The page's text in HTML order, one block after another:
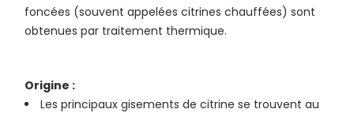
foncées (souvent appelées citrines chauffées) sont
obtenues par traitement thermique.
Origine :
Les principaux gisements de citrine se trouvent au